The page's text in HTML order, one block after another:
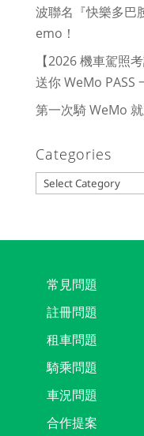
波聯名『快樂多巴
emo！
【2026 機車駕照
送你 WeMo PASS
第一次騎 WeMo
Categories
Categories
常見問題
註冊問題
租車問題
騎乘問題
車況問題
合作提案